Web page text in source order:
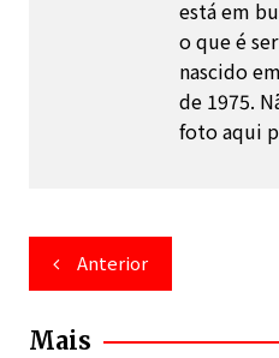
está em
o que é
nascido
de 1975.
foto aqui
Navegação
de
Post
Anterior
Mais